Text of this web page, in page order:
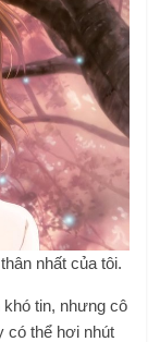
nhất của tôi.
tin, nhưng cô
có thể hơi nhút